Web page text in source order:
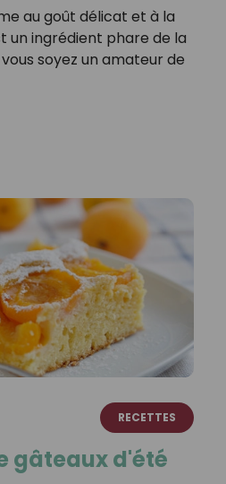
au goût délicat et à la
un ingrédient phare de la
soyez un amateur de
RECETTES
gâteaux d'été